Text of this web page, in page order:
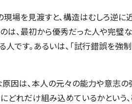
現場を見渡すと、構造はむしろ逆に
は、最初から優秀だった人や完璧
人です。あるいは、「試行錯誤を
因は、本人の元々の能力や意志の
どれだけ組み込めているかという